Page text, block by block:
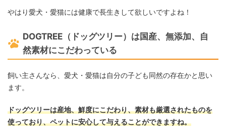
やはり愛犬・愛猫には健康で長生きして欲しいですよね！
DOGTREE（ドッグツリー）は国産、無添加、自
然素材にこだわっている
飼い主さんなら、愛犬・愛猫は自分の子ども同然の存在かと思い
ます。
ドッグツリーは産地、鮮度にこだわり、素材も厳選されたものを
使っており、ペットに安心して与えることができますね。